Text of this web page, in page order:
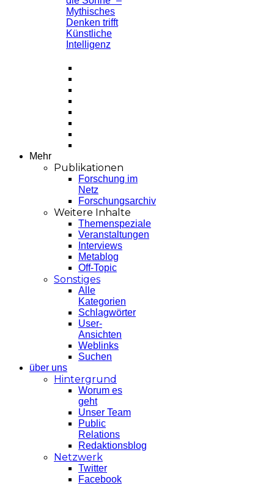
Mehr
Publikationen
Forschung im
Netz
Forschungsarchiv
Weitere Inhalte
Themenspeziale
Veranstaltungen
Interviews
Metablog
Off-Topic
Sonstiges
Alle
Kategorien
Schlagwörter
User-
Ansichten
Weblinks
Suchen
über uns
Hintergrund
Worum es
geht
Unser Team
Public
Relations
Redaktionsblog
Netzwerk
Twitter
Facebook